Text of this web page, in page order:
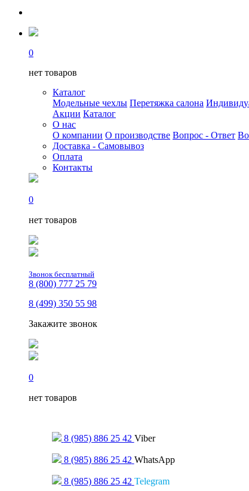
0
нет товаров
Каталог
Модельные чехлы Перетяжка салона
Акции Каталог
О нас
О компании О производстве Вопрос - Ответ
Доставка - Самовывоз
Оплата
Контакты
0
нет товаров
Звонок бесплатный
8 (800) 777 25 79
8 (499) 350 55 98
Закажите звонок
0
нет товаров
8 (985) 886 25 42 Viber
8 (985) 886 25 42 WhatsApp
8 (985) 886 25 42 Telegram